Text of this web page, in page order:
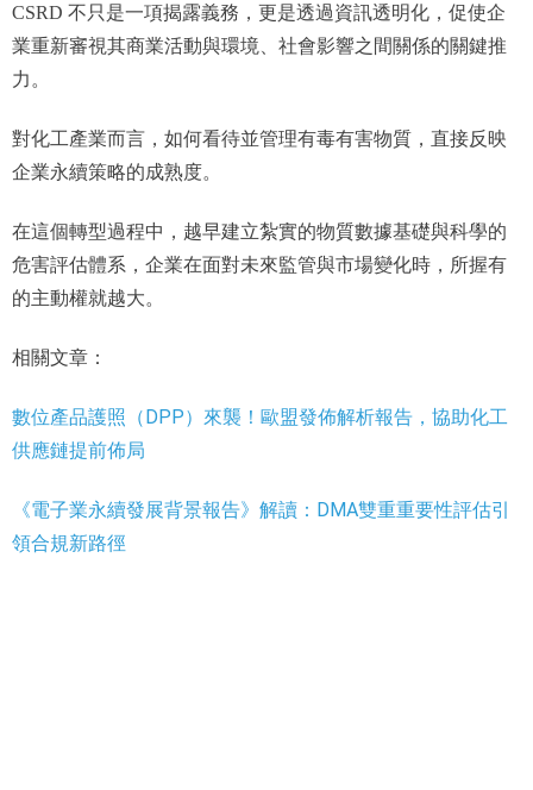
CSRD 不只是一項揭露義務，更是透過資訊透明化，促使企
業重新審視其商業活動與環境、社會影響之間關係的關鍵推
力。
對化工產業而言，如何看待並管理有毒有害物質，直接反映
企業永續策略的成熟度。
在這個轉型過程中，越早建立紮實的物質數據基礎與科學的
危害評估體系，企業在面對未來監管與市場變化時，所握有
的主動權就越大。
相關文章：
數位產品護照（DPP）來襲！歐盟發佈解析報告，協助化工
供應鏈提前佈局
《電子業永續發展背景報告》解讀：DMA雙重重要性評估引
領合規新路徑